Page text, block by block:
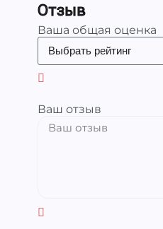
Отзыв
Ваша общая оценка
Ваш отзыв